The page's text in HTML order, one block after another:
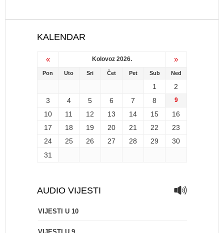
KALENDAR
« Kolovoz 2026. »
Pon Uto Sri Čet Pet Sub Ned
1
2
3
4 5 6 7 8 9
10 11 12 13 14 15
16
17
18 19 20 21 22
23
24
25 26 27 28 29
30
31
AUDIO VIJESTI
VIJESTI U 10